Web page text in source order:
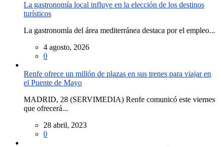
La gastronomía local influye en la elección de los destinos
turísticos
La gastronomía del área mediterránea destaca por el empleo...
4 agosto, 2026
0
Renfe ofrece un millón de plazas en sus trenes para viajar en
el Puente de Mayo
MADRID, 28 (SERVIMEDIA) Renfe comunicó este viernes
que ofrecerá...
28 abril, 2023
0